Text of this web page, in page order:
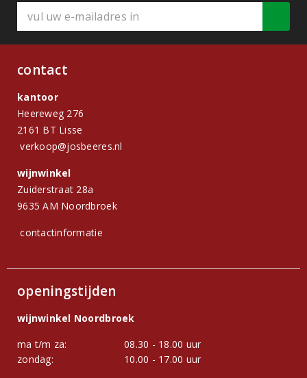
contact
kantoor
Heereweg 276
2161 BT Lisse
verkoop@josbeeres.nl
wijnwinkel
Zuiderstraat 28a
9635 AM Noordbroek
contactinformatie
openingstijden
wijnwinkel Noordbroek
ma t/m za:
08.30 - 18.00 uur
zondag:
10.00 - 17.00 uur